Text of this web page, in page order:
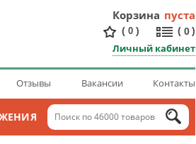
Корзина пуста
( 0 ) ( 0 )
Личный кабинет
Отзывы Вакансии Контакты